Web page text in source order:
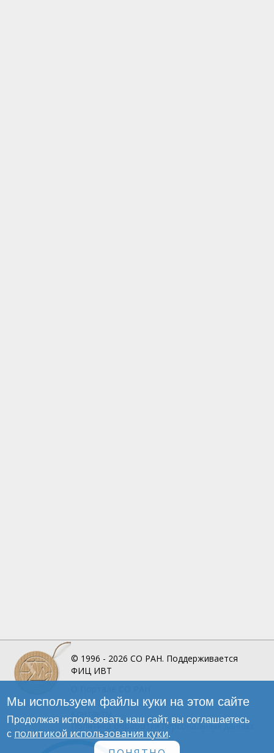
© 1996 - 2026 СО РАН. Поддерживается
ФИЦ ИВТ
Инфографика
Политика обработки персональных данных
Мы используем файлы куки на этом сайте
Продолжая использовать наш сайт, вы соглашаетесь
с политикой использования куки.